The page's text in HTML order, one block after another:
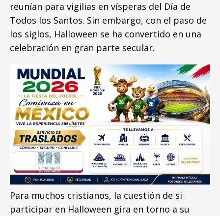
reunían para vigilias en vísperas del Día de
Todos los Santos. Sin embargo, con el paso de
los siglos, Halloween se ha convertido en una
celebración en gran parte secular.
Para muchos cristianos, la cuestión de si
participar en Halloween gira en torno a su